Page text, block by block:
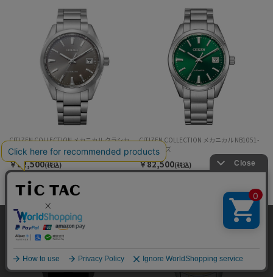
CITIZEN COLLECTION メカニカル クラシカ
ルライン NB1050-59E 自動巻 メンズ
￥82,500(税込)
CITIZEN COLLECTION メカニカル NB1051-
56W メンズ
￥82,500(税込)
当サイトではサイトの利便性向上のため、クッキ
ー(cookie)を利用しています。サイトのクッキー
ー」をお読みください。